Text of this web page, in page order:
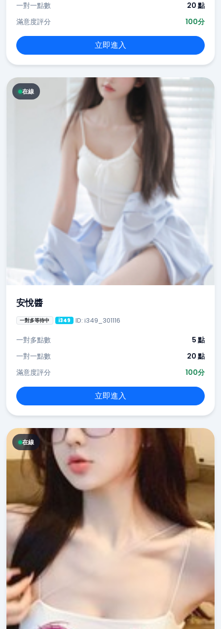
一對一點數
20 點
滿意度評分
100分
立即進入
在線
安悅醬
一對多等待中 i349 ID: i349_301116
一對多點數
5 點
一對一點數
20 點
滿意度評分
100分
立即進入
在線